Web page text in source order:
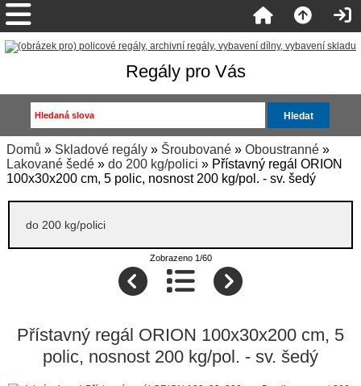
Regály pro Vás
Domů » Skladové regály » Šroubované » Oboustranné »
Lakované šedé » do 200 kg/polici » Přístavný regál ORION
100x30x200 cm, 5 polic, nosnost 200 kg/pol. - sv. šedý
do 200 kg/polici
Zobrazeno 1/60
Přístavný regál ORION 100x30x200 cm, 5
polic, nosnost 200 kg/pol. - sv. šedý